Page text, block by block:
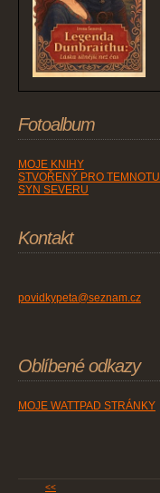
Fotoalbum
MOJE KNIHY
STVOŘENÝ PRO TEMNOTU
SYN SEVERU
Kontakt
povidkypeta@seznam.cz
Oblíbené odkazy
MOJE WATTPAD STRÁNKY
<<